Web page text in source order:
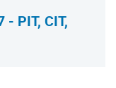
- PIT, CIT,